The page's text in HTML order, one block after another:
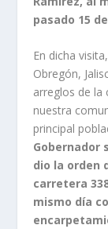
pasado 15
En dicha
Obregón,
arreglos de la
nuestra
principal
Gobernador
dio la orden
carretera
mismo día